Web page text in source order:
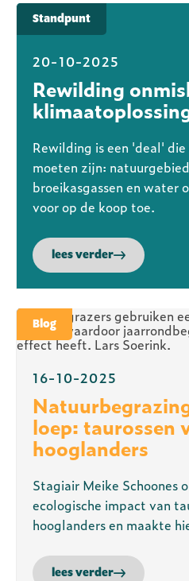
Standpunt
20-10-2025
Rewilding
Rewilding is een 'deal'
moeten zijn:
broeikasgassen en water
voor op de koop toe.
lees verder
Blog
16-10-2025
loep: taurossen
hooglanders
Stagiair Meike Schoones
ecologische impact van
hooglanders en maakte
lees verder